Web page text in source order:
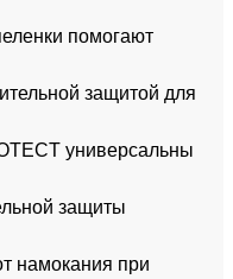
помогают
защитой для
универсальны
защиты
намокания при